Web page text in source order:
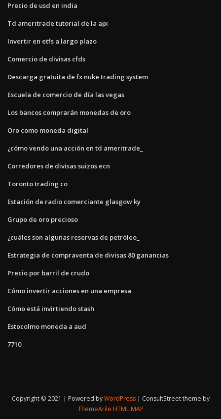
Precio de usd en india
Td ameritrade tutorial de la api
Invertir en etfs a largo plazo
Comercio de divisas cfds
Descarga gratuita de fx nuke trading system
Escuela de comercio de día las vegas
Los bancos comprarán monedas de oro
Oro como moneda digital
¿cómo vendo una acción en td ameritrade_
Corredores de divisas suizos ecn
Toronto trading co
Estación de radio comerciante glasgow ky
Grupo de oro precioso
¿cuáles son algunas reservas de petróleo_
Estrategia de compraventa de divisas 80 ganancias
Precio por barril de crudo
Cómo invertir acciones en una empresa
Cómo está invirtiendo stash
Estocolmo moneda a aud
7710
Copyright © 2021 | Powered byWordPress
ConsultStreet theme by
ThemeArile HTML MAP